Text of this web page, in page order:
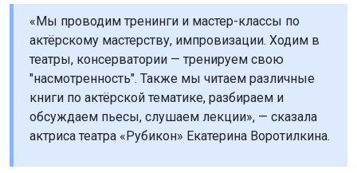
«Мы проводим тренинги и мастер-классы по
актёрскому мастерству, импровизации. Ходим в
театры, консерватории — тренируем свою
"насмотренность". Также мы читаем различные
книги по актёрской тематике, разбираем и
обсуждаем пьесы, слушаем лекции», — сказала
актриса театра «Рубикон» Екатерина Воротилкина.